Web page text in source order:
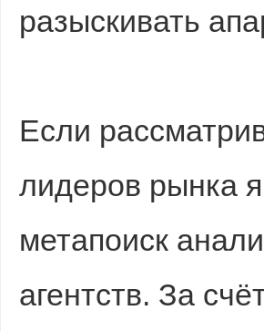
разыскивать
Если
лидеров рынка
метапоиск
агентств. За